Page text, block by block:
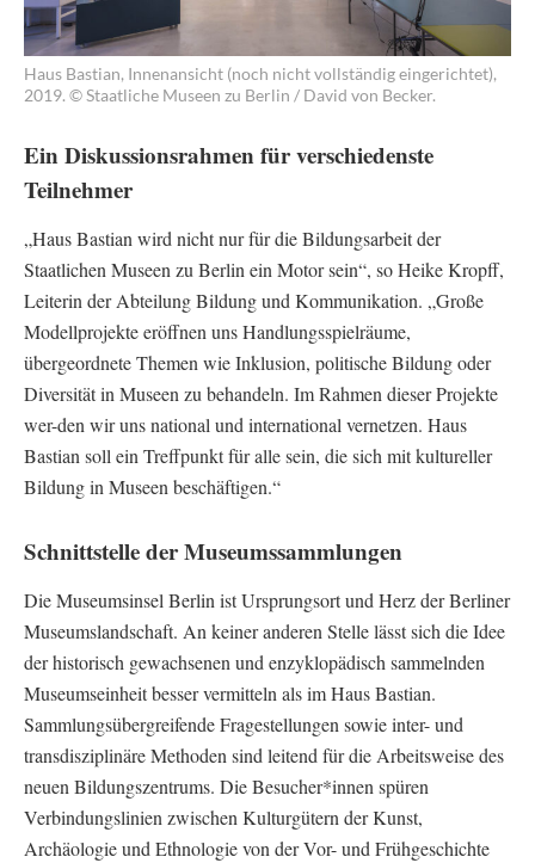
Haus Bastian, Innenansicht (noch nicht vollständig eingerichtet),
2019. © Staatliche Museen zu Berlin / David von Becker.
Ein Diskussionsrahmen für verschiedenste
Teilnehmer
„Haus Bastian wird nicht nur für die Bildungsarbeit der
Staatlichen Museen zu Berlin ein Motor sein“, so Heike Kropff,
Leiterin der Abteilung Bildung und Kommunikation. „Große
Modellprojekte eröffnen uns Handlungsspielräume,
übergeordnete Themen wie Inklusion, politische Bildung oder
Diversität in Museen zu behandeln. Im Rahmen dieser Projekte
wer-den wir uns national und international vernetzen. Haus
Bastian soll ein Treffpunkt für alle sein, die sich mit kultureller
Bildung in Museen beschäftigen.“
Schnittstelle der Museumssammlungen
Die Museumsinsel Berlin ist Ursprungsort und Herz der Berliner
Museumslandschaft. An keiner anderen Stelle lässt sich die Idee
der historisch gewachsenen und enzyklopädisch sammelnden
Museumseinheit besser vermitteln als im Haus Bastian.
Sammlungsübergreifende Fragestellungen sowie inter- und
transdisziplinäre Methoden sind leitend für die Arbeitsweise des
neuen Bildungszentrums. Die Besucher*innen spüren
Verbindungslinien zwischen Kulturgütern der Kunst,
Archäologie und Ethnologie von der Vor- und Frühgeschichte